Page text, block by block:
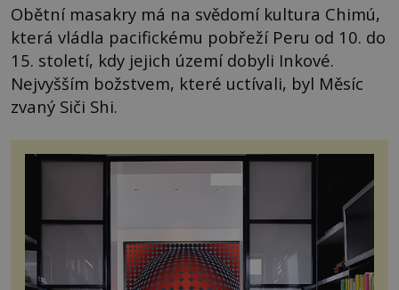
Obětní masakry má na svědomí kultura Chimú,
která vládla pacifickému pobřeží Peru od 10. do
15. století, kdy jejich území dobyli Inkové.
Nejvyšším božstvem, které uctívali, byl Měsíc
zvaný Siči Shi.